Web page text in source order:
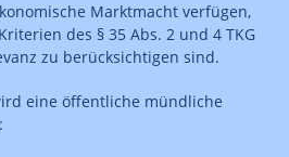
Marktmacht verfügen,
des § 35 Abs. 2 und 4 TKG
zu berücksichtigen sind.
eine öffentliche mündliche